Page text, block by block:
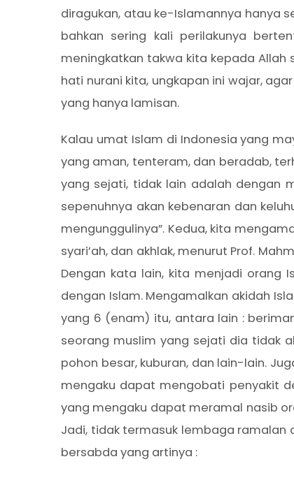
diragukan, atau ke-Islamannya hanya
bahkan sering kali perilakunya
meningkatkan takwa kita kepada Allah
hati nurani kita, ungkapan ini wajar,
yang hanya lamisan.
Kalau umat Islam di Indonesia yang
yang aman, tenteram, dan beradab,
yang sejati, tidak lain adalah dengan
sepenuhnya akan kebenaran dan
mengunggulinya”. Kedua, kita
syari’ah, dan akhlak, menurut Prof.
Dengan kata lain, kita menjadi orang
dengan Islam. Mengamalkan akidah
yang 6 (enam) itu, antara lain :
seorang muslim yang sejati dia tidak
pohon besar, kuburan, dan lain-lain.
mengaku dapat mengobati penyakit
yang mengaku dapat meramal nasib
Jadi, tidak termasuk lembaga
bersabda yang artinya :